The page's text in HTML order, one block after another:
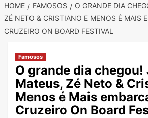
HOME FAMOSOS
O GRANDE DIA
ZÉ NETO & CRISTIANO E MENOS É MAIS
CRUZEIRO ON BOARD FESTIVAL
Famosos
O grande dia chegou!
Mateus, Zé Neto &
Menos é Mais
Cruzeiro On Board